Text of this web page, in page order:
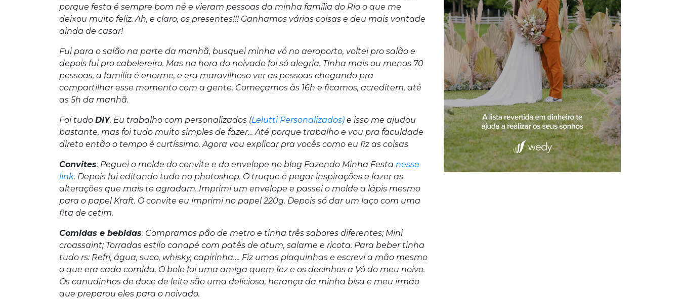
porque festa é sempre bom né e vieram pessoas da minha família do Rio o que me
deixou muito feliz. Ah, e claro, os presentes!!! Ganhamos várias coisas e deu mais vontade
ainda de casar!
Fui para o salão na parte da manhã, busquei minha vó no aeroporto, voltei pro salão e
depois fui pro cabelereiro. Mas na hora do noivado foi só alegria. Tinha mais ou menos 70
pessoas, a família é enorme, e era maravilhoso ver as pessoas chegando pra
compartilhar esse momento com a gente. Começamos às 16h e ficamos, acreditem, até
as 5h da manhã.
Foi tudo DIY. Eu trabalho com personalizados (Lelutti Personalizados) e isso me ajudou
bastante, mas foi tudo muito simples de fazer… Até porque trabalho e vou pra faculdade
direto então o tempo é curtíssimo. Agora vou explicar pra vocês como eu fiz as coisas
Convites: Peguei o molde do convite e do envelope no blog Fazendo Minha Festa nesse
link. Depois fui editando tudo no photoshop. O truque é pegar inspirações e fazer as
alterações que mais te agradam. Imprimi um envelope e passei o molde a lápis mesmo
para o papel Kraft. O convite eu imprimi no papel 220g. Depois só dar um laço com uma
fita de cetim.
Comidas e bebidas: Compramos pão de metro e tinha três sabores diferentes; Mini
croassaint; Torradas estilo canapé com patês de atum, salame e ricota. Para beber tinha
tudo rs: Refri, água, suco, whisky, capirinha…. Fiz umas plaquinhas e escrevi a mão mesmo
o que era cada comida. O bolo foi uma amiga quem fez e os docinhos a Vó do meu noivo.
Os canudinhos de doce de leite são uma deliciosa, herança da minha bisa e meu irmão
que preparou eles para o noivado.